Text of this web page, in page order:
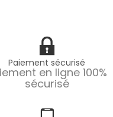
Paiement sécurisé
en ligne 100%
sécurisé